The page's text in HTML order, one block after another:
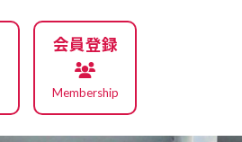
会員登録
Membership